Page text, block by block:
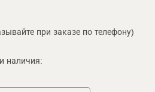
при заказе по телефону)
наличия: